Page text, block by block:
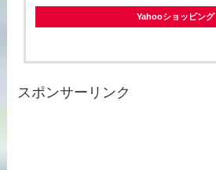
Yahooショッピング
スポンサーリンク